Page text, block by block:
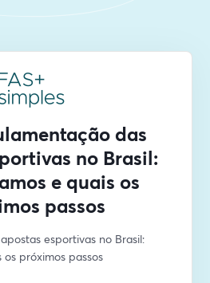
das
no Brasil:
e quais os
passos
esportivas no Brasil:
próximos passos